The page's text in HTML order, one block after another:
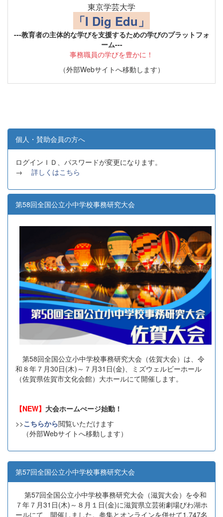
東京学芸大学
「I Dig Edu」
---教育者の主体的な学びを支援するための学びのプラットフォ
ーム---
事務職員の学びを豊かに！
（外部Webサイトへ移動します）
個人・賛助会員の方へ
ログインＩＤ、パスワードが変更になります。
→ 詳しくはこちら
第58回全国公立小中学校事務研究大会
第58回全国公立小中学校事務研究大会（佐賀大会）は、令
和８年７月30日(木)～７月31日(金)、ミズウェルビーホール
（佐賀県佐賀市文化会館）大ホールにて開催します。
【NEW】 大会ホームぺージ始動！
>>こちらから閲覧いただけます
（外部Webサイトへ移動します）
第57回全国公立小中学校事務研究大会
第57回全国公立小中学校事務研究大会（滋賀大会）を令和
７年７月31日(木)～８月１日(金)に滋賀県立芸術劇場びわ湖ホ
ールにて、開催しました。参集とオンラインを併せて1,747名